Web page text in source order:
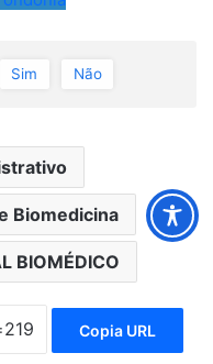
Sim Não
Biomedicina
BIOMÉDICO
Copia URL